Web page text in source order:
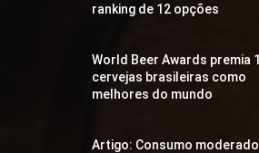
ranking de 12 opções
World Beer Awards premia
cervejas brasileiras como
melhores do mundo
Artigo: Consumo